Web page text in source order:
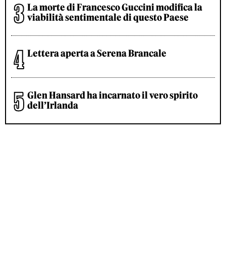
La morte di Francesco Guccini modifica la
viabilità sentimentale di questo Paese
Lettera aperta a Serena Brancale
Glen Hansard ha incarnato il vero spirito
dell’Irlanda